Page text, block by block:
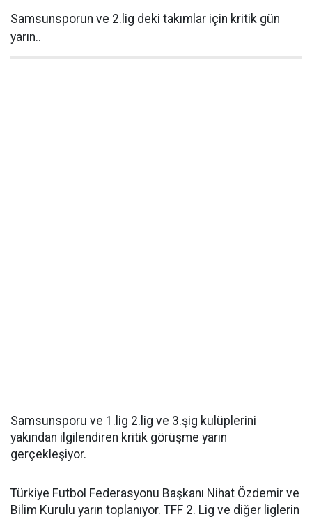
Samsunsporun ve 2.lig deki takımlar için kritik gün
yarın..
Samsunsporu ve 1.lig 2.lig ve 3.şig kulüplerini
yakından ilgilendiren kritik görüşme yarın
gerçekleşiyor.
Türkiye Futbol Federasyonu Başkanı Nihat Özdemir ve
Bilim Kurulu yarın toplanıyor. TFF 2. Lig ve diğer liglerin